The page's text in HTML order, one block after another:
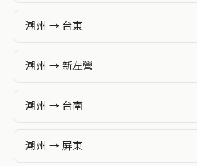
潮州 → 台東
潮州 → 新左營
潮州 → 台南
潮州 → 屏東